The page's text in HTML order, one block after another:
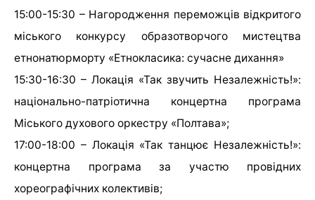
15:00-15:30 – Нагородження переможців відкритого
міського конкурсу образотворчого мистецтва
етнонатюрморту «Етнокласика: сучасне дихання»
15:30-16:30 – Локація «Так звучить Незалежність!»:
національно-патріотична концертна програма
Міського духового оркестру «Полтава»;
17:00-18:00 – Локація «Так танцює Незалежність!»:
концертна програма за участю провідних
хореографічних колективів;